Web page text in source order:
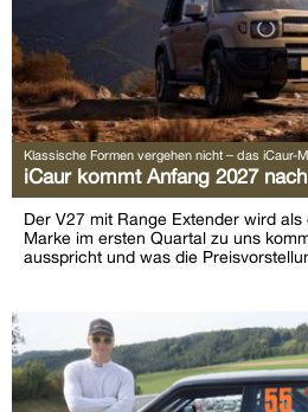
Klassische Formen vergehen nicht – das iCaur-
iCaur kommt Anfang 2027
Der V27 mit Range Extender wird
Marke im ersten Quartal zu uns
ausspricht und was die